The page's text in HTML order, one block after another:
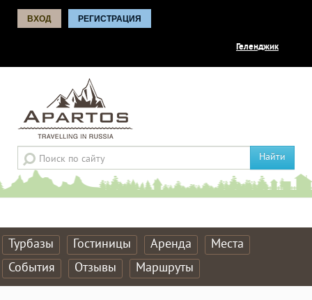
ВХОД РЕГИСТРАЦИЯ
Геленджик
Найти
Турбазы Гостиницы Аренда
Места
События
Отзывы Маршруты